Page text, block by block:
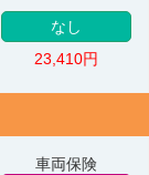
なし
23,410円
車両保険